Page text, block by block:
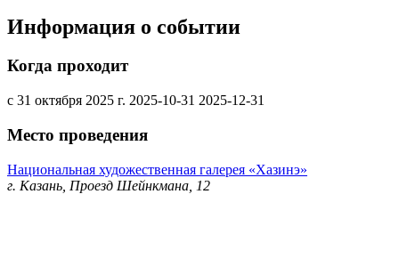
Информация о событии
Когда проходит
с 31 октября 2025 г. 2025-10-31 2025-12-31
Место проведения
Национальная художественная галерея «Хазинэ»
г. Казань, Проезд Шейнкмана, 12